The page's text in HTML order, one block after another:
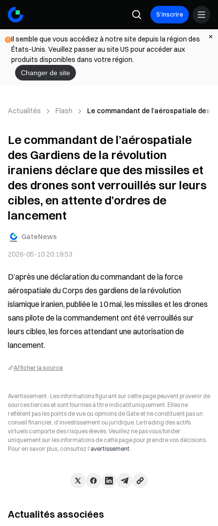
S’inscrire
Il semble que vous accédiez à notre site depuis la région des
États-Unis. Veuillez passer au site US pour accéder aux
produits disponibles dans votre région.
Changer de site
Actualités Flash Le commandant de l’aérospatiale des
Le commandant de l’aérospatiale
des Gardiens de la révolution
iraniens déclare que des missiles et
des drones sont verrouillés sur leurs
cibles, en attente d’ordres de
lancement
GateNews
2026-05-10 20:19:53
D’après une déclaration du commandant de la force
aérospatiale du Corps des gardiens de la révolution
islamique iranien, publiée le 10 mai, les missiles et les drones
sans pilote de la commandement ont été verrouillés sur
leurs cibles, les forces attendant une autorisation de
lancement.
Afficher la source
Avertissement : Les informations figurant sur cette page peuvent provenir de
sources tierces et sont fournies à titre indicatif uniquement. Elles ne
reflètent pas les points de vue ou opinions de Gate et ne constituent pas un
conseil financier, d’investissement ou juridique. Le trading des actifs
virtuels comporte des risques élevés. Veuillez ne pas vous fonder
uniquement sur les informations de cette page pour prendre vos décisions.
Pour en savoir plus, consultez l’avertissement.
Actualités associées